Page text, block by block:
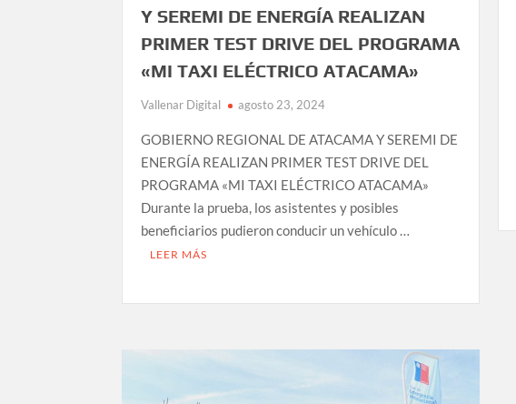
Y SEREMI DE ENERGÍA REALIZAN
PRIMER TEST DRIVE DEL PROGRAMA
«MI TAXI ELÉCTRICO ATACAMA»
Vallenar Digital agosto 23, 2024
GOBIERNO REGIONAL DE ATACAMA Y SEREMI DE
ENERGÍA REALIZAN PRIMER TEST DRIVE DEL
PROGRAMA «MI TAXI ELÉCTRICO ATACAMA»
Durante la prueba, los asistentes y posibles
beneficiarios pudieron conducir un vehículo …
LEER MÁS